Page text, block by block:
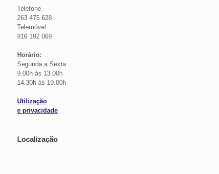
Telefone
263 475 628
Telemóvel:
916 192 069
Horário:
Segunda a Sexta
9.00h às 13.00h
14.30h às 19.00h
Utilização
e privacidade
Localização